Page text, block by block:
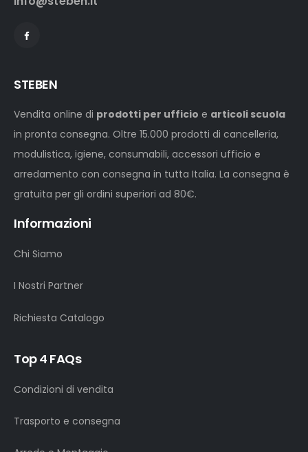
STEBEN
Vendita online di prodotti per ufficio e articoli scuola
in pronta consegna. Oltre 15.000 prodotti di cancelleria,
modulistica, igiene, consumabili, accessori ufficio e
arredamento con consegna in tutta Italia. La consegna è
gratuita per gli ordini superiori ad 80€.
Informazioni
Chi Siamo
I Nostri Partner
Richiesta Catalogo
Top 4 FAQs
Condizioni di vendita
Trasporto e consegna